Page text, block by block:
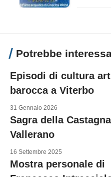
Potrebbe
Episodi di cultura
barocca a Viterbo
31 Gennaio 2026
Sagra della
Vallerano
16 Settembre 2025
Mostra personale di